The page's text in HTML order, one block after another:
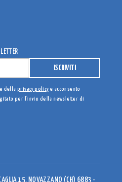
dellaprivacy policy e acconsento
per l’invio della newsletter di
15, NOVAZZANO (CH) 6883 -